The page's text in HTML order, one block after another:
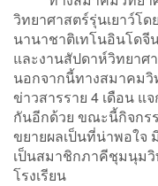
วิทยาศาสตร์รุ่นเยาว์โ
นานาชาติเทโนอินโด
และงานสัปดาห์วิทยาศ
นอกจากนี้ทางสมาคมวิ
ข่าวสารราย 4 เดือน แ
กันอีกด้วย ขณะนี้กิจกร
ขยายผลเป็นที่น่าพอใจ
เป็นสมาชิกภาคีชุมนุม
โรงเรียน